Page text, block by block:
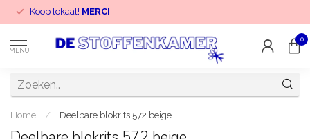
Koop lokaal! MERCI
MENU
0
Home / Deelbare blokrits 572 beige